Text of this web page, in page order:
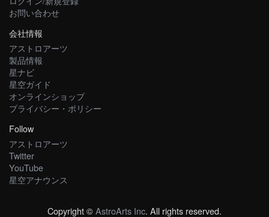
お問い合わせ
会社情報
アストロアーツ
製品情報
星ナビ
星空ガイド
オンラインショップ
プライバシー・ポリシー
Follow
アストロアーツ
Twitter
YouTube
星空アナウンス
Copyright ©AstroArts Inc. All rights reserved.